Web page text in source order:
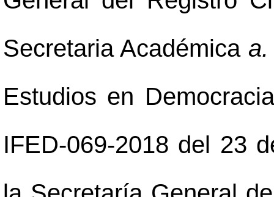
Secretaria Académica
Estudios en
IFED-069-2018 del 23